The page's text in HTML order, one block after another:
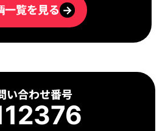
い合わせ番号
一覧を見る →